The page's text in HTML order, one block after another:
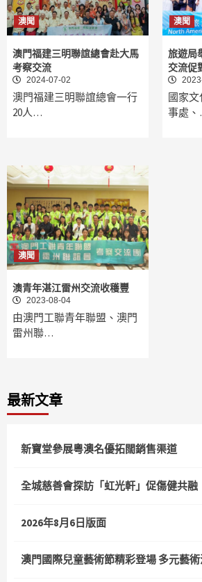
澳聞
澳門福建三明聯誼總會赴大馬
考察交流
2024-07-02
澳門福建三明聯誼總會一行
20人…
澳聞
旅遊局
交流促
國家
事處
澳聞
澳青年湛江雷州交流收穫豐
2023-08-04
由澳門工聯青年聯盟、澳門
雷州聯…
最新文章
新寶堂參展粵澳名優拓闊銷售渠道
全城慈善會探訪「虹光軒」促傷健共融
2026年8月6日版面
澳門國際兒童藝術節精彩登場 多元藝